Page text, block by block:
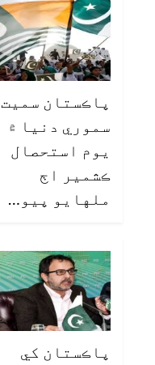
پاڪستان سميت
سموري دنيا ۾
يوم استحصال
ڪشمير اڄ
ملهايو پيو…
پاڪستان کي